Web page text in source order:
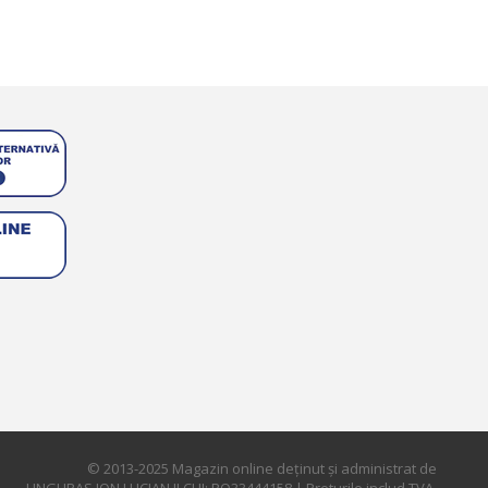
© 2013-2025 Magazin online deţinut şi administrat de